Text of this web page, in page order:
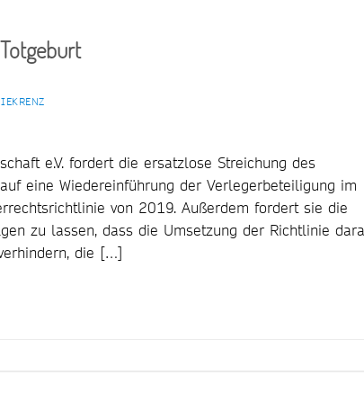
e.V. fordert die ersatzlose Streichung des
eine Wiedereinführung der Verlegerbeteiligung im
von 2019. Außerdem fordert sie die
zu lassen, dass die Umsetzung der Richtlinie
die […]